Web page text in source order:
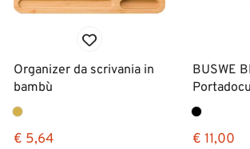
Organizer da scrivania in
bambù
€ 5,64
BUSWE
€ 11,00